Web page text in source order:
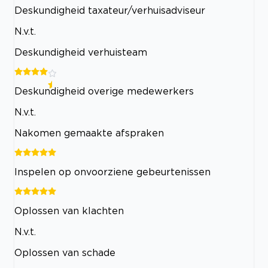
Deskundigheid taxateur/verhuisadviseur
N.v.t.
Deskundigheid verhuisteam
Deskundigheid overige medewerkers
N.v.t.
Nakomen gemaakte afspraken
Inspelen op onvoorziene gebeurtenissen
Oplossen van klachten
N.v.t.
Oplossen van schade